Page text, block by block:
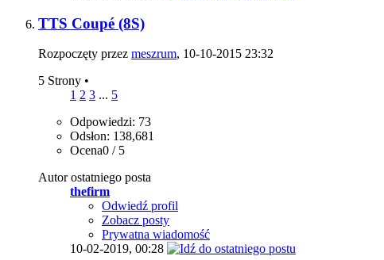
TTS Coupé (8S)
Rozpoczęty przez meszrum, 10-10-2015 23:32
5 Strony •
1 2 3 ... 5
Odpowiedzi: 73
Odsłon: 138,681
Ocena0 / 5
Autor ostatniego posta
thefirm
Odwiedź profil
Zobacz posty
Prywatna wiadomość
10-02-2019, 00:28